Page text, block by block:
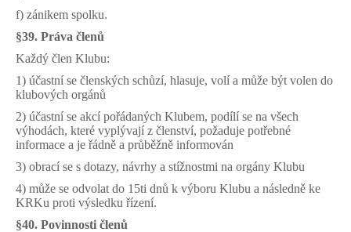
f) zánikem spolku.
§39. Práva členů
Každý člen Klubu:
1) účastní se členských schůzí, hlasuje, volí a může být volen do
klubových orgánů
2) účastní se akcí pořádaných Klubem, podílí se na všech
výhodách, které vyplývají z členství, požaduje potřebné
informace a je řádně a průběžně informován
3) obrací se s dotazy, návrhy a stížnostmi na orgány Klubu
4) může se odvolat do 15ti dnů k výboru Klubu a následně ke
KRKu proti výsledku řízení.
§40. Povinnosti členů